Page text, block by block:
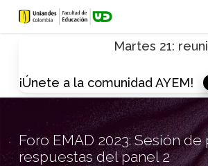
Skip
Martes 21:
¡Únete a la comunidad AYEM!
Foro EMAD 2023: Sesión
respuestas del panel 2